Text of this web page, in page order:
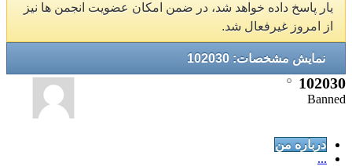
یار پاسخ داده خواهد شد، در ضمن امکان عضویت انجمن ها نیز
از امروز غیرفعال شد.
نمایش مشخصات: 102030
102030
Banned
درباره من
...